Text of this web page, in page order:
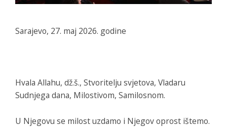
Sarajevo, 27. maj 2026. godine
Hvala Allahu, dž.š., Stvoritelju svjetova, Vladaru
Sudnjega dana, Milostivom, Samilosnom.
U Njegovu se milost uzdamo i Njegov oprost ištemo.